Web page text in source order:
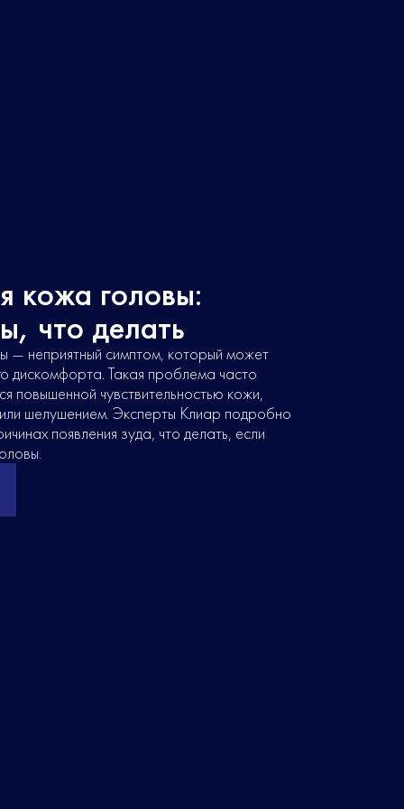
кожа головы:
что делать
— неприятный симптом, который может
дискомфорта. Такая проблема часто
повышенной чувствительностью кожи,
шелушением. Эксперты Клиар подробно
появления зуда, что делать, если